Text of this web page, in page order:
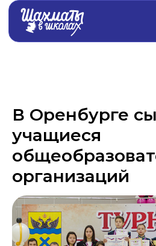
В Оренбурге
учащиеся
организаций